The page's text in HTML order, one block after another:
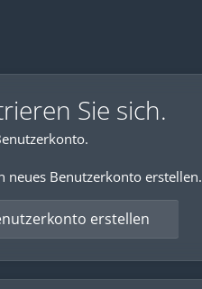
Sie sich.
neues Benutzerkonto erstellen.
erstellen